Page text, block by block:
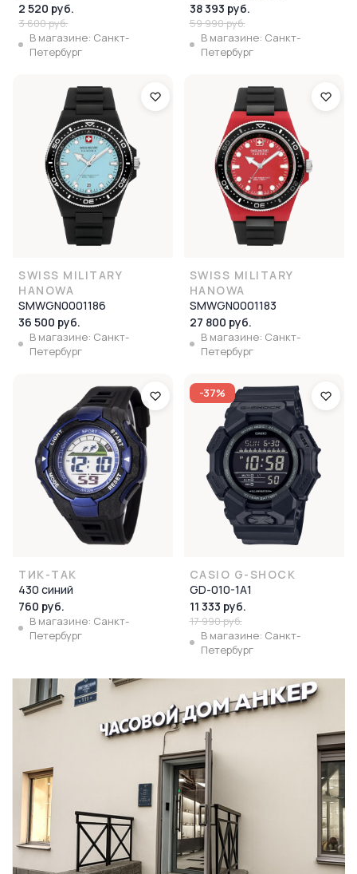
2 520 руб.
3 600 руб.
В магазине: Санкт-
Петербург
38 393 руб.
59 990 руб.
В магазине: Санкт-
Петербург
SWISS MILITARY
HANOWA
SMWGN0001186
36 500 руб.
В магазине: Санкт-
Петербург
SWISS MILITARY
HANOWA
SMWGN0001183
27 800 руб.
В магазине: Санкт-
Петербург
ТИК-ТАК
430 синий
760 руб.
В магазине: Санкт-
Петербург
-37%
CASIO G-SHOCK
GD-010-1A1
11 333 руб.
17 990 руб.
В магазине: Санкт-
Петербург